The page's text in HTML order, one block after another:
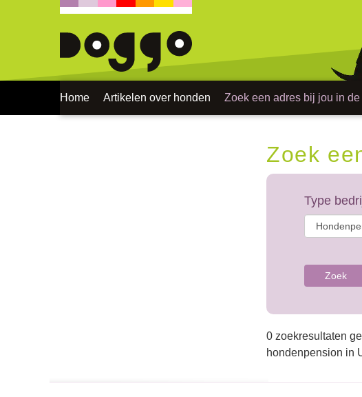
Home Artikelen over honden Zoek een adres bij jou in de
Zoek
Type
Zoek
0 zoekresultaten
hondenpension in